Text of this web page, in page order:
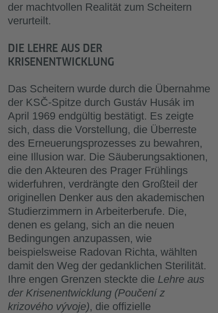
der machtvollen Realität zum Scheitern
verurteilt.
DIE LEHRE AUS DER
KRISENENTWICKLUNG
Das Scheitern wurde durch die Übernahme
der KSČ-Spitze durch Gustáv Husák im
April 1969 endgültig bestätigt. Es zeigte
sich, dass die Vorstellung, die Überreste
des Erneuerungsprozesses zu bewahren,
eine Illusion war. Die Säuberungsaktionen,
die den Akteuren des Prager Frühlings
widerfuhren, verdrängte den Großteil der
originellen Denker aus den akademischen
Studierzimmern in Arbeiterberufe. Die,
denen es gelang, sich an die neuen
Bedingungen anzupassen, wie
beispielsweise Radovan Richta, wählten
damit den Weg der gedanklichen Sterilität.
Ihre engen Grenzen steckte die Lehre aus
der Krisenentwicklung (Poučení z
krizového vývoje), die offizielle